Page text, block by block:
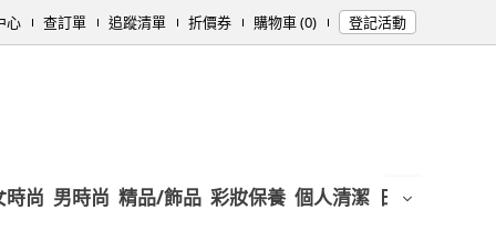
心 查訂單 追蹤清單 折價券 購物車 (0) 登記活動
時尚 男時尚 精品/飾品 彩妝保養 個人清潔 日用/紙品